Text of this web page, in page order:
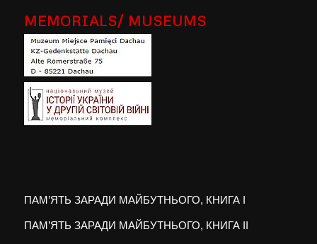
MEMORIALS/ MUSEUMS
ПАМ’ЯТЬ ЗАРАДИ МАЙБУТНЬОГО, КНИГА I
ПАМ’ЯТЬ ЗАРАДИ МАЙБУТНЬОГО, КНИГА II